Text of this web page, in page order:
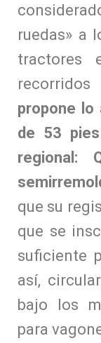
ruedas» a
tractores
propone lo
de 53
regional:
que su
que se
suficiente
así,
bajo los
para